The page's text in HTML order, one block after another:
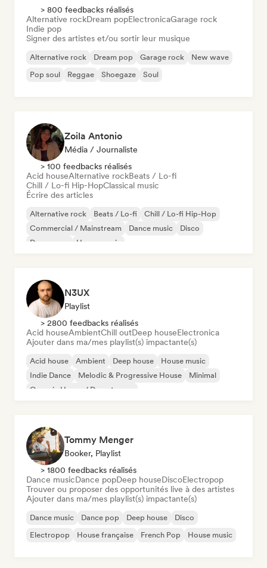
> 800 feedbacks réalisés
Alternative rockDream popElectronicaGarage rock
Indie pop
Signer des artistes et/ou sortir leur musique
Alternative rock Dream pop Garage rock
New wave
Pop soul
Reggae Shoegaze Soul
Zoila Antonio
Média / Journaliste
> 100 feedbacks réalisés
Acid houseAlternative rockBeats / Lo-fi
Chill / Lo-fi Hip-HopClassical music
Écrire des articles
Alternative rock Beats / Lo-fi
Chill / Lo-fi Hip-Hop
Commercial / Mainstream
Dance music
Disco
Dream pop
House music
N3UX
Playlist
> 2800 feedbacks réalisés
Acid houseAmbientChill outDeep houseElectronica
Ajouter dans ma/mes playlist(s) impactante(s)
Acid house Ambient Deep house
House music
Indie Dance
Melodic & Progressive House
Minimal
Organic House / Downtempo
Tommy Menger
Booker, Playlist
> 1800 feedbacks réalisés
Dance musicDance popDeep houseDiscoElectropop
Trouver ou proposer des opportunités live à des artistes
Ajouter dans ma/mes playlist(s) impactante(s)
Dance music Dance pop Deep house
Disco
Electropop
House française French Pop House music